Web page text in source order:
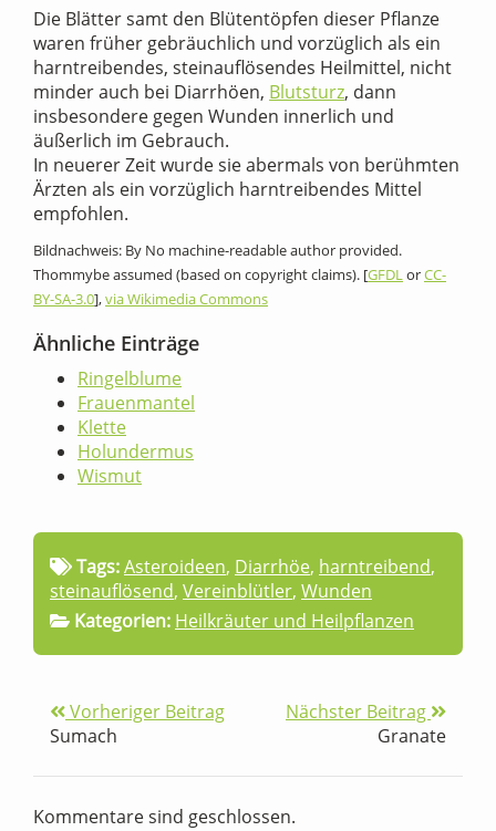
Die Blätter samt den Blütentöpfen dieser Pflanze
waren früher gebräuchlich und vorzüglich als ein
harntreibendes, steinauflösendes Heilmittel, nicht
minder auch bei Diarrhöen, Blutsturz, dann
insbesondere gegen Wunden innerlich und
äußerlich im Gebrauch.
In neuerer Zeit wurde sie abermals von berühmten
Ärzten als ein vorzüglich harntreibendes Mittel
empfohlen.
Bildnachweis: By No machine-readable author provided.
Thommybe assumed (based on copyright claims). [GFDLorCC-
BY-SA-3.0],via Wikimedia Commons
Ähnliche Einträge
Ringelblume
Frauenmantel
Klette
Holundermus
Wismut
Tags:Asteroideen, Diarrhöe, harntreibend,
steinauflösend, Vereinblütler, Wunden
Kategorien: Heilkräuter und Heilpflanzen
Vorheriger Beitrag
Sumach
Nächster Beitrag
Granate
Kommentare sind geschlossen.